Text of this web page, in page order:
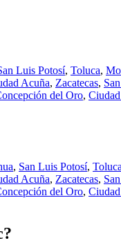
Luis Potosí, Toluca,
Acuña, Zacatecas,
del Oro,
, San Luis Potosí, Toluca
Acuña, Zacatecas,
del Oro,